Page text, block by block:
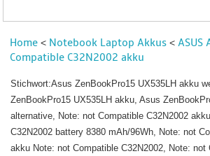
Home < Notebook Laptop Akkus <ASUS
Compatible C32N2002 akku
Stichwort:Asus ZenBookPro15 UX535LH akku
ZenBookPro15 UX535LH akku, Asus
alternative, Note: not Compatible C32N2002
C32N2002 battery 8380 mAh/96Wh, Note: not
akku Note: not Compatible C32N2002, Note: not